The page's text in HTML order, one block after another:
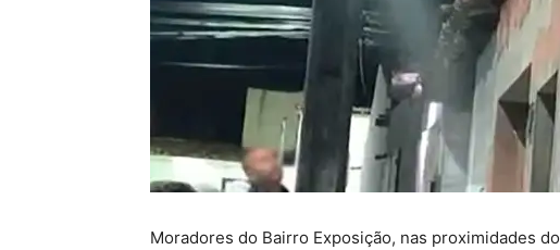
Moradores do Bairro Exposição, nas proximidades